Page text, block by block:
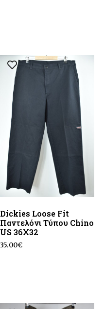
Dickies Loose Fit
Παντελόνι Τύπου Chino
US 36X32
35.00€